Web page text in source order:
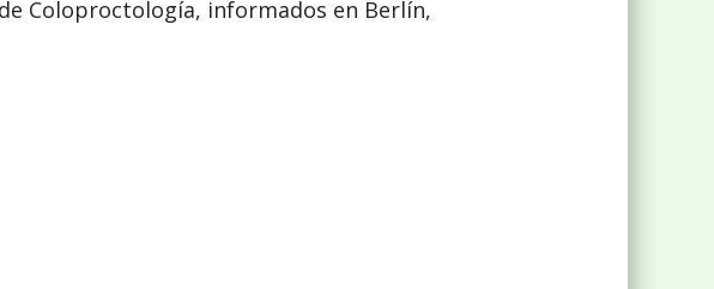
Coloproctología, informados en Berlín,